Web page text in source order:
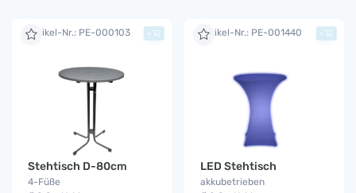
Artikel-Nr.: PE-000103
Stehtisch D-80cm
4-Füße
+ Artikel-Nr.: PE-001440
LED Stehtisch
akkubetrieben
+